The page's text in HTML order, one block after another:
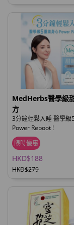
MedHerbs醫學級
方
3分鐘輕鬆入睡 醫學級
Power Reboot !
限時優惠
HKD$188
HKD$279